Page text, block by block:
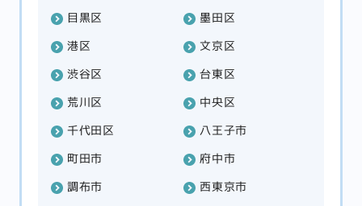
目黒区
墨田区
港区
文京区
渋谷区
台東区
荒川区
中央区
千代田区
八王子市
町田市
府中市
調布市
西東京市